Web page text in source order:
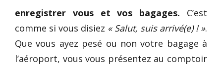
enregistrer vous et vos bagages. C’est
comme si vous disiez « Salut, suis arrivé(e) ! ».
Que vous ayez pesé ou non votre bagage à
l’aéroport, vous vous présentez au comptoir